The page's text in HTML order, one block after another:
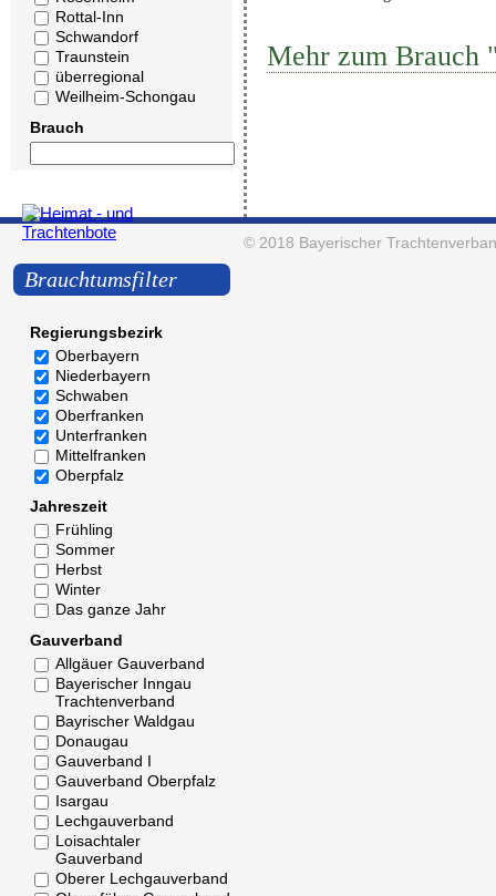
Rottal-Inn
Schwandorf
Traunstein
überregional
Weilheim-Schongau
Brauch
Brauchtumsfilter
Regierungsbezirk
Oberbayern
Niederbayern
Schwaben
Oberfranken
Unterfranken
Mittelfranken
Oberpfalz
Jahreszeit
Frühling
Sommer
Herbst
Winter
Das ganze Jahr
Gauverband
Allgäuer Gauverband
Bayerischer Inngau
Trachtenverband
Bayrischer Waldgau
Donaugau
Gauverband I
Gauverband Oberpfalz
Isargau
Lechgauverband
Loisachtaler
Gauverband
Oberer Lechgauverband
Mehr zum Brauch
© 2018 Bayerischer